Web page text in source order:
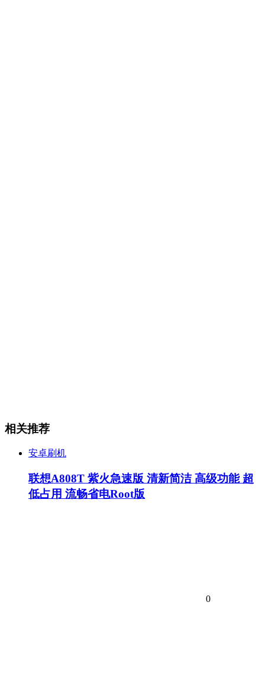
相关推荐
安卓刷机
联想A808T 紫火急速版 清新简洁 高级功能 超
低占用 流畅省电Root版
0